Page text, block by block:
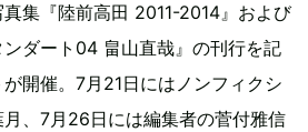
集『陸前高田 2011-2014』および
ンダート04 畠山直哉』の刊行を記
開催。7月21日にはノンフィクシ
、7月26日には編集者の菅付雅信